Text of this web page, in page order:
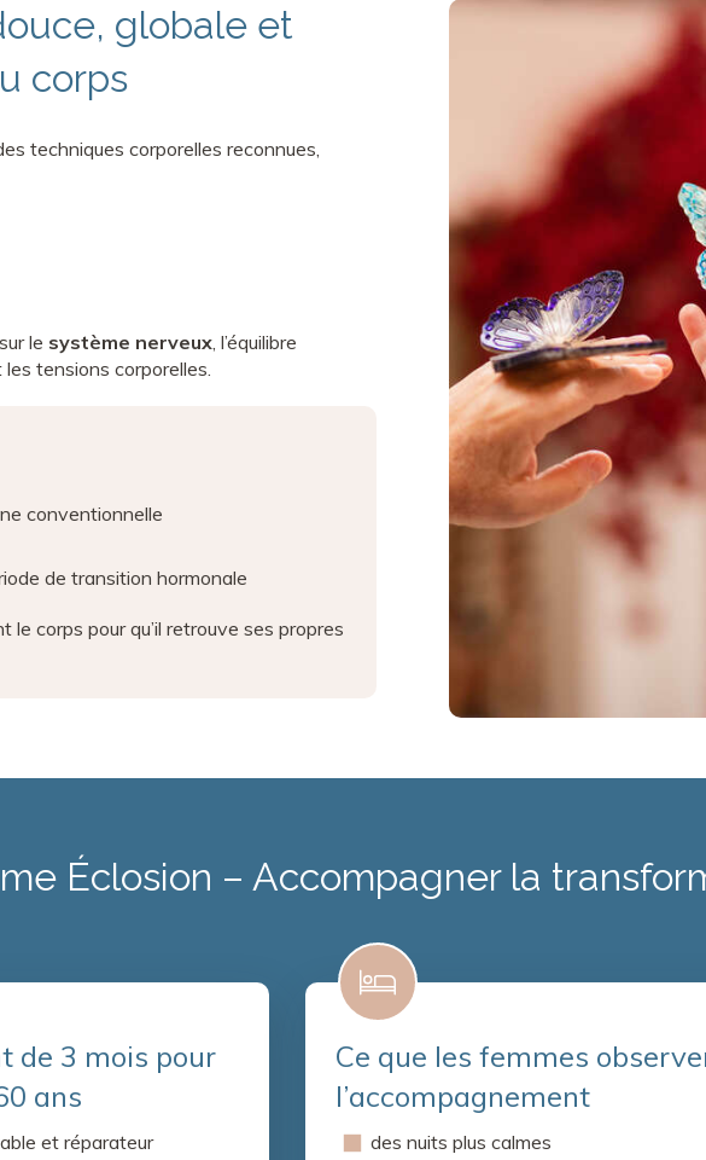
globale et
corps
techniques corporelles reconnues,
le système nerveux , l’équilibre
tensions corporelles.
conventionnelle
de transition hormonale
le corps pour qu’il retrouve ses propres
Éclosion – Accompagner la
de 3 mois pour
ans
et réparateur
Ce que les femmes
l’accompagnement
des nuits plus calmes